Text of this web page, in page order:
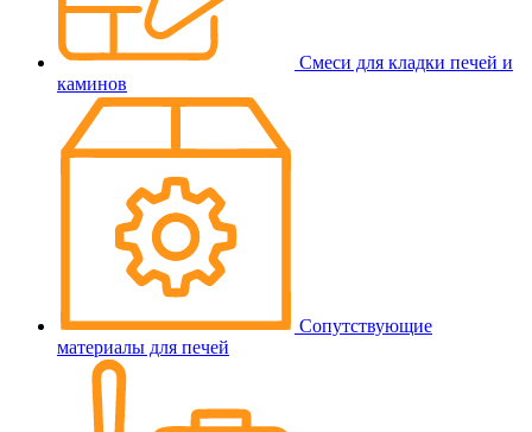
Смеси для кладки печей и
каминов
Сопутствующие
материалы для печей